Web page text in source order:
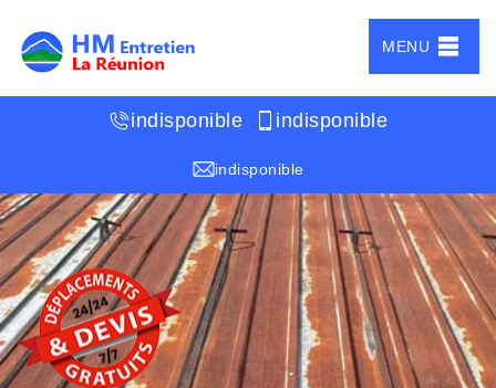
MENU
indisponible indisponible
indisponible